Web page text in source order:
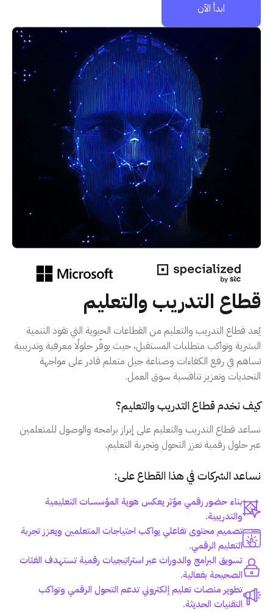
ابدأ الآن
قطاع التدريب والتعليم
يُعد قطاع التدريب والتعليم من القطاعات الحيوية التي تقود التنمية
البشرية وتواكب متطلبات المستقبل، حيث يوفّر حلولًا معرفية وتدريبية
تساهم في رفع الكفاءات وصناعة جيل متعلم قادر على مواجهة
التحديات وتعزيز تنافسية سوق العمل.
كيف نخدم قطاع التدريب والتعليم؟
نساعد قطاع التدريب والتعليم على إبراز برامجه والوصول للمتعلمين
عبر حلول رقمية تعزز التحول وتجربة التعليم.
نساعد الشركات في هذا القطاع على:
بناء حضور رقمي مؤثر يعكس هوية المؤسسات التعليمية
والتدريبية.
تصميم محتوى تفاعلي يواكب احتياجات المتعلمين ويعزز تجربة
التعليم الرقمي.
تسويق البرامج والدورات عبر استراتيجيات رقمية تستهدف الفئات
الصحيحة بفعالية.
تطوير منصات تعليم إلكتروني تدعم التحول الرقمي وتواكب
التقنيات الحديثة.